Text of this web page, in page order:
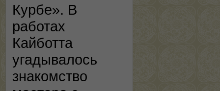
Курбе». В
работах
Кайботта
угадывалось
знакомство